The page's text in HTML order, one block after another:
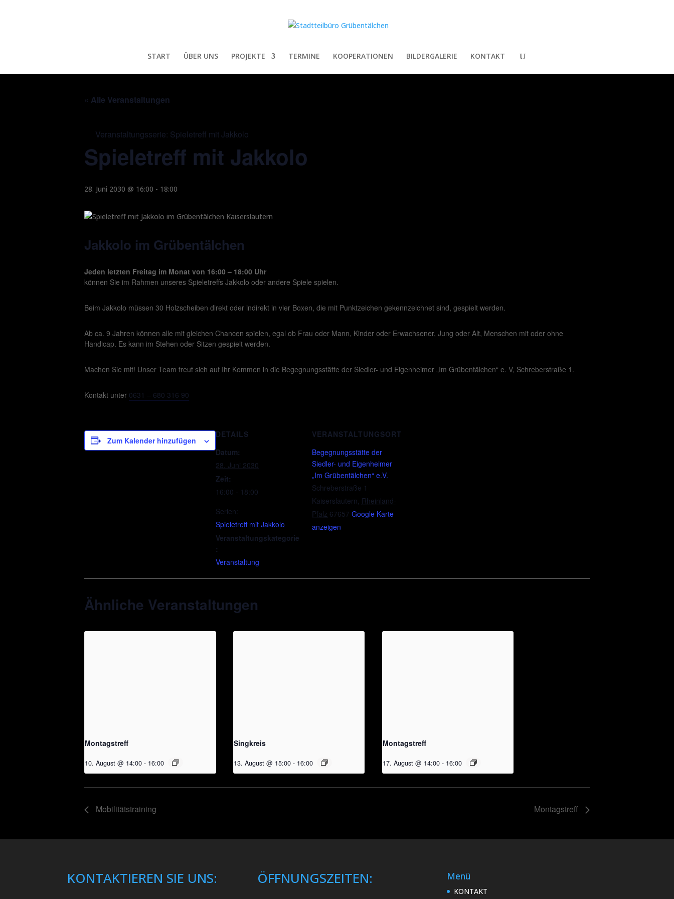
START ÜBER UNS PROJEKTE TERMINE KOOPERATIONEN BILDERGALERIE KONTAKT
« Alle Veranstaltungen
Veranstaltungsserie: Spieletreff mit Jakkolo
Spieletreff mit Jakkolo
28. Juni 2030 @ 16:00 - 18:00
Jakkolo im Grübentälchen
Jeden letzten Freitag im Monat von 16:00 – 18:00 Uhr
können Sie im Rahmen unseres Spieletreffs Jakkolo oder andere Spiele spielen.
Beim Jakkolo müssen 30 Holzscheiben direkt oder indirekt in vier Boxen, die mit Punktzeichen gekennzeichnet sind, gespielt werden.
Ab ca. 9 Jahren können alle mit gleichen Chancen spielen, egal ob Frau oder Mann, Kinder oder Erwachsener, Jung oder Alt, Menschen mit oder ohne
Handicap. Es kann im Stehen oder Sitzen gespielt werden.
Machen Sie mit! Unser Team freut sich auf Ihr Kommen in die Begegnungsstätte der Siedler- und Eigenheimer „Im Grübentälchen“ e. V, Schreberstraße 1.
Kontakt unter 0631 – 680 316 90
Zum Kalender hinzufügen
DETAILS
Datum:
28. Juni 2030
Zeit:
16:00 - 18:00
Serien:
Spieletreff mit Jakkolo
Veranstaltungskategorie
:
Veranstaltung
VERANSTALTUNGSORT
Begegnungsstätte der
Siedler- und Eigenheimer
„Im Grübentälchen“ e.V.
Schreberstraße 1
Kaiserslautern Rheinland-
Pfalz 67657 Google Karte
anzeigen
Ähnliche Veranstaltungen
Montagstreff
10. August @ 14:00 - 16:00
Singkreis
13. August @ 15:00 - 16:00
Montagstreff
17. August @ 14:00 - 16:00
Mobilitätstraining Montagstreff
KONTAKTIEREN SIE UNS: ÖFFNUNGSZEITEN: Menü
KONTAKT